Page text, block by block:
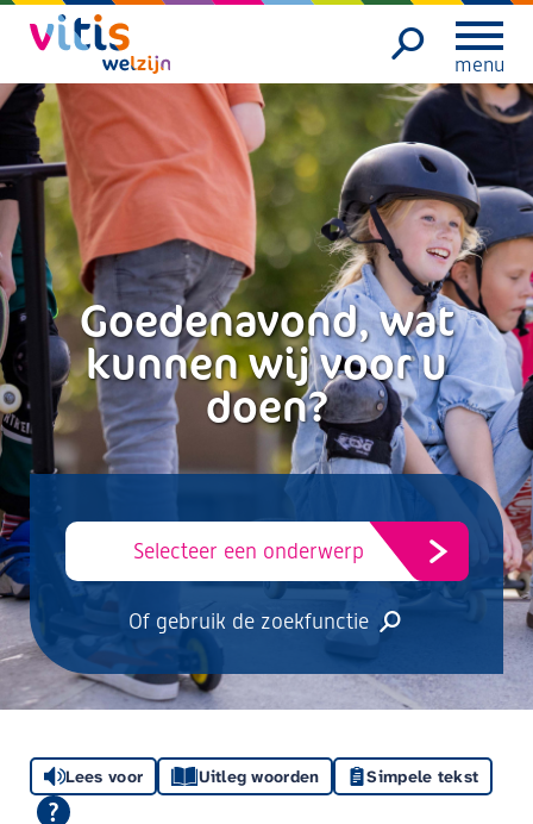
menu
Goedenavond, wat
kunnen wij voor u
doen?
Selecteer een onderwerp
Of gebruik de zoekfunctie
Lees voor Uitleg woorden Simpele tekst